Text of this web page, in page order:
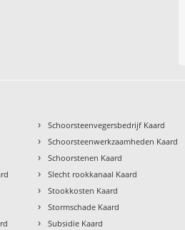
› Schoorsteenvegersbedrijf Kaard
› Schoorsteenwerkzaamheden Kaard
› Schoorstenen Kaard
› Slecht rookkanaal Kaard
› Stookkosten Kaard
› Stormschade Kaard
› Subsidie Kaard